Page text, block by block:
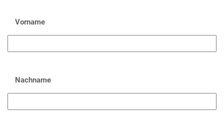
Vorname
Nachname